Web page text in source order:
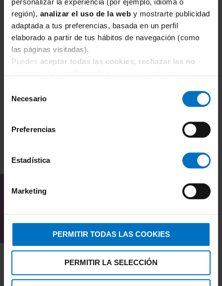
personalizar la experiencia (por ejemplo, idioma o
región), analizar el uso de la web y mostrarte publicidad
adaptada a tus preferencias, basada en un perfil
elaborado a partir de tus hábitos de navegación (como
las páginas visitadas).
Puedes aceptar todas las cookies, rechazar las no
Necesario
Preferencias
Estadística
Marketing
PERMITIR TODAS LAS COOKIES
PERMITIR LA SELECCIÓN
FOCENZA
Braga Focenza Slip VA Micro 113-Blu
6,50 € 5,53 €
TAMBIÉN TE PUEDE